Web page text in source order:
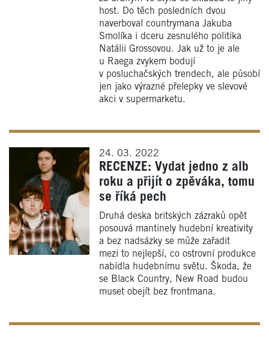
host. Do těch posledních dvou
naverboval countrymana Jakuba
Smolíka i dceru zesnulého politika
Natálii Grossovou. Jak už to je ale
u Raega zvykem bodují
v posluchačských trendech, ale působí
jen jako výrazné přelepky ve slevové
akci v supermarketu.
24. 03. 2022
RECENZE: Vydat jedno z alb
roku a přijít o zpěváka, tomu
se říká pech
Druhá deska britských zázraků opět
posouvá mantinely hudební kreativity
a bez nadsázky se může zařadit
mezi to nejlepší, co ostrovní produkce
nabídla hudebnímu světu. Škoda, že
se Black Country, New Road budou
muset obejít bez frontmana.